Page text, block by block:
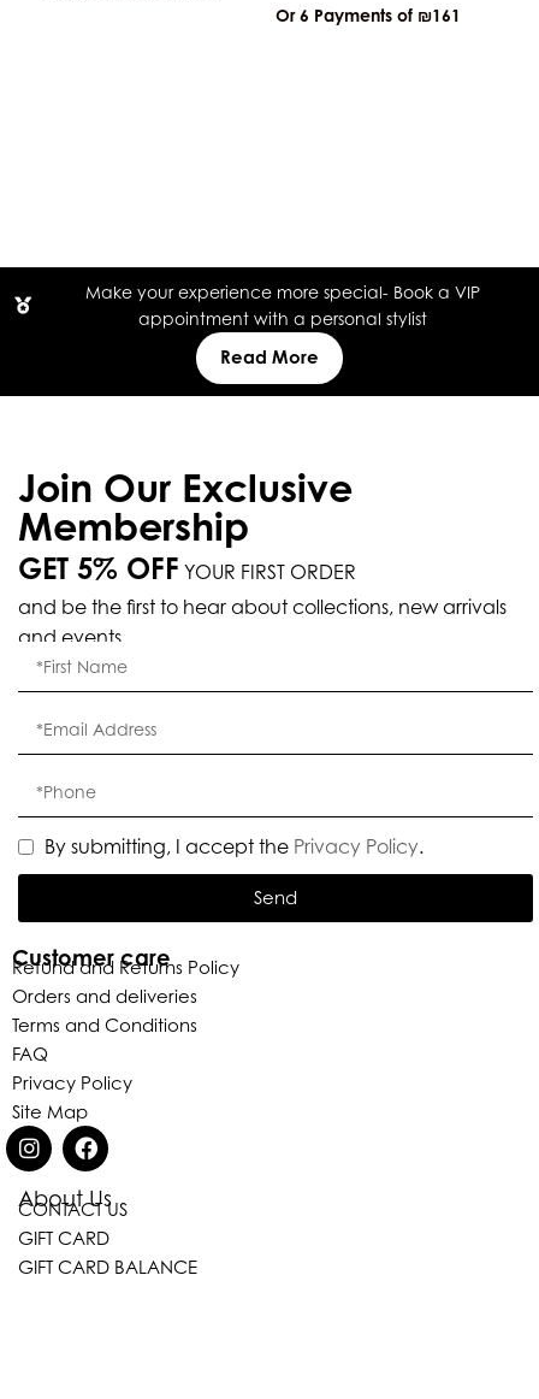
Or 6 Payments of ₪161
Make your experience more special- Book a VIP
appointment with a personal stylist
Read More
About Us
CONTACT US
GIFT CARD
GIFT CARD BALANCE
Customer care
Refund and Returns Policy
Orders and deliveries
Terms and Conditions
FAQ
Privacy Policy
Site Map
Join Our Exclusive
Membership
GET 5% OFF YOUR FIRST ORDER
and be the first to hear about collections, new arrivals
and events.
By submitting, I accept the Privacy Policy.
Send
Eleganza Israel